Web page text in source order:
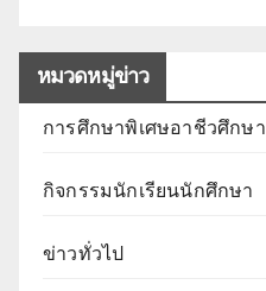
หมวดหมู่ข่าว
การศึกษาพิเศษอาชีวศึกษา
กิจกรรมนักเรียนนักศึกษา
ข่าวทั่วไป